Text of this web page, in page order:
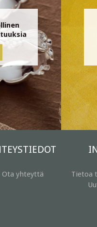
Ota yhteyttä
Tietoa